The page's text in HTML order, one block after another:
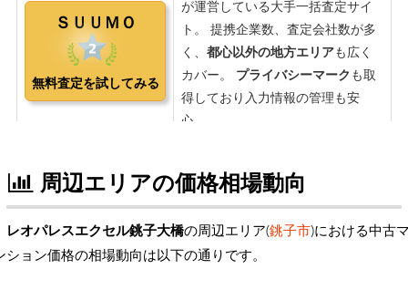
周辺エリアの価格相場動向
レオパレスエクセル銚子大橋の周辺エリア(銚子市)における中古
ション価格の相場動向は以下の通りです。